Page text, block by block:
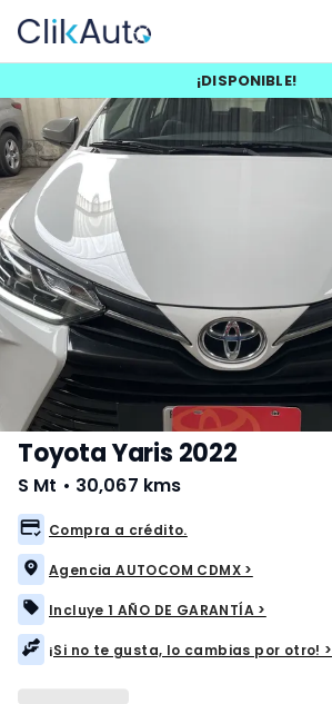
¡DISPONIBLE!
Toyota Yaris 2022
S Mt • 30,067 kms
Compra a crédito.
Agencia AUTOCOM CDMX >
Incluye 1 AÑO DE GARANTÍA >
¡Si no te gusta, lo cambias por otro! >